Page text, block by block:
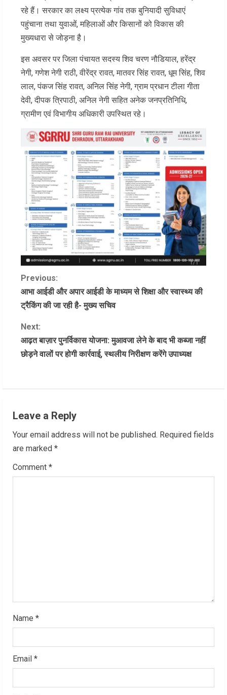
रहे हैं। सरकार का लक्ष्य प्रत्येक गांव तक बुनियादी सुविधाएं
पहुंचाना तथा युवाओं, महिलाओं और किसानों को विकास की
मुख्यधारा से जोड़ना है।
इस अवसर पर जिला पंचायत सदस्य शिव चरण नौडियाल, हरेंद्र
नेगी, गणेश नेगी राठी, वीरेंद्र रावत, मातवर सिंह रावत, धूम सिंह, शिव
लाल, पंकज सिंह रावत, अनिल सिंह नेगी, ग्राम प्रधान टीला गीता
देवी, दीपक त्रिपाठी, अनिल नेगी सहित अनेक जनप्रतिनिधि,
ग्रामीण एवं विभागीय अधिकारी उपस्थित रहे।
C
o
n
t
e
R
e
Previous:
आभा आईडी और अपार आईडी के माध्यम से शिक्षा और स्वास्थ्य की
ट्रैकिंग की जा रही है- मुख्य सचिव
Next:
आढ़त बाज़ार पुनर्विकास योजना: मुआवजा लेने के बाद भी कब्जा नहीं
छोड़ने वालों पर होगी कार्रवाई, स्थलीय निरीक्षण करेंगे उपाध्यक्ष
Leave a Reply
Your email address will not be published. Required fields
are marked *
Comment *
Name *
Email *